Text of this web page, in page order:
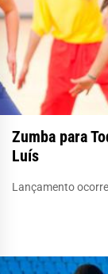
Zumba para
Luís
Lançamento